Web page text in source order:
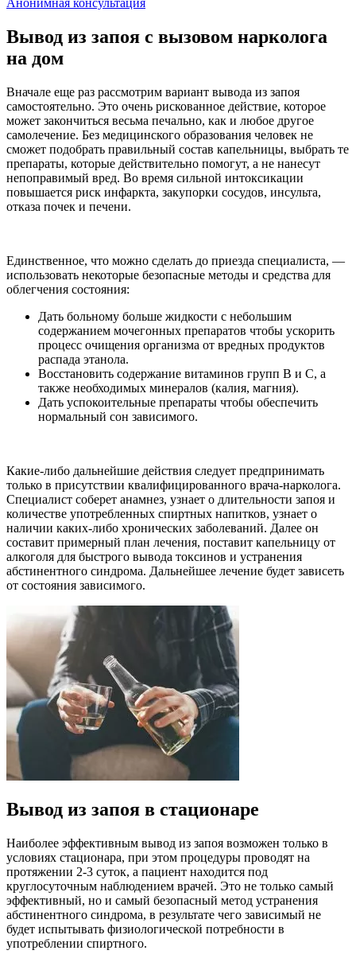
Вывод из запоя с вызовом нарколога
на дом
Вначале еще раз рассмотрим вариант вывода из запоя
самостоятельно. Это очень рискованное действие, которое
может закончиться весьма печально, как и любое другое
самолечение. Без медицинского образования человек не
сможет подобрать правильный состав капельницы, выбрать те
препараты, которые действительно помогут, а не нанесут
непоправимый вред. Во время сильной интоксикации
повышается риск инфаркта, закупорки сосудов, инсульта,
отказа почек и печени.
Единственное, что можно сделать до приезда специалиста, —
использовать некоторые безопасные методы и средства для
облегчения состояния:
Дать больному больше жидкости с небольшим
содержанием мочегонных препаратов чтобы ускорить
процесс очищения организма от вредных продуктов
распада этанола.
Восстановить содержание витаминов групп B и C, а
также необходимых минералов (калия, магния).
Дать успокоительные препараты чтобы обеспечить
нормальный сон зависимого.
Какие-либо дальнейшие действия следует предпринимать
только в присутствии квалифицированного врача-нарколога.
Специалист соберет анамнез, узнает о длительности запоя и
количестве употребленных спиртных напитков, узнает о
наличии каких-либо хронических заболеваний. Далее он
составит примерный план лечения, поставит капельницу от
алкоголя для быстрого вывода токсинов и устранения
абстинентного синдрома. Дальнейшее лечение будет зависеть
от состояния зависимого.
Вывод из запоя в стационаре
Наиболее эффективным вывод из запоя возможен только в
условиях стационара, при этом процедуры проводят на
протяжении 2-3 суток, а пациент находится под
круглосуточным наблюдением врачей. Это не только самый
эффективный, но и самый безопасный метод устранения
абстинентного синдрома, в результате чего зависимый не
будет испытывать физиологической потребности в
употреблении спиртного.